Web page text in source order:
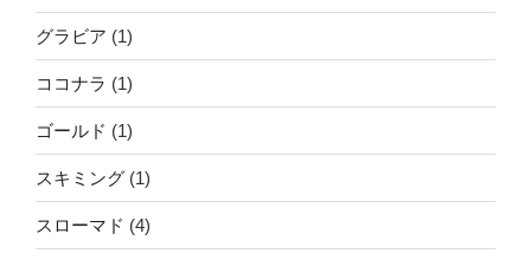
グラビア (1)
ココナラ (1)
ゴールド (1)
スキミング (1)
スローマド (4)